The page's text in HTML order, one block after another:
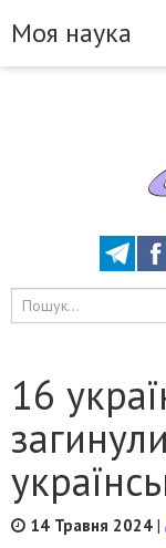
Моя наука
16
14 Травня 2024 |